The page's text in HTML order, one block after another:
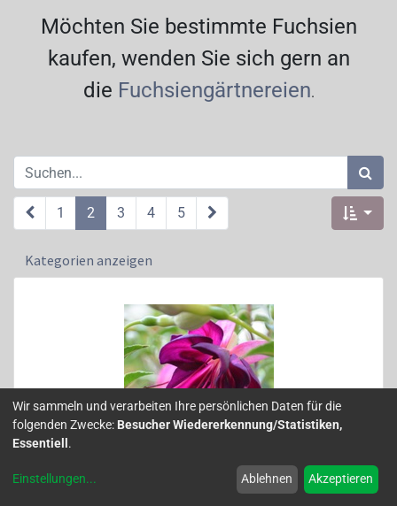
Möchten Sie bestimmte Fuchsien
kaufen, wenden Sie sich gern an
die Fuchsiengärtnereien.
1 2 3 4 5
Kategorien anzeigen
Wir sammeln und verarbeiten Ihre persönlichen Daten für die
folgenden Zwecke: Besucher Wiedererkennung/Statistiken,
Essentiell .
Einstellungen... Ablehnen Akzeptieren